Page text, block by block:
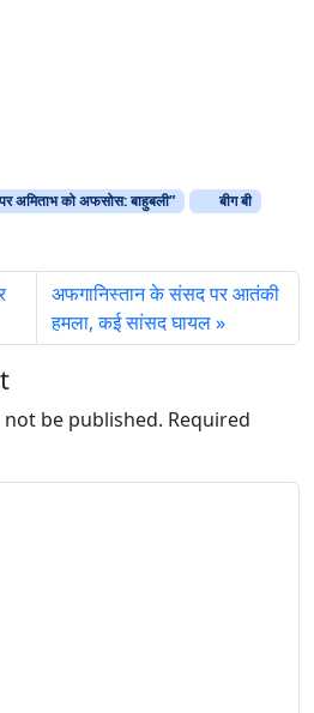
पर अमिताभ को अफसोस: बाहुबली”
बीग बी
अफगानिस्तान के संसद पर आतंकी
हमला, कई सांसद घायल
be published. Required